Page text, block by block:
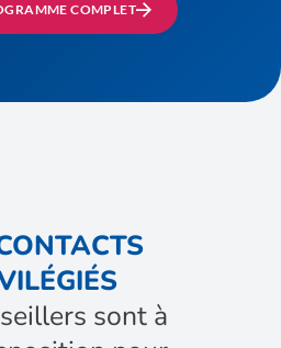
COMPLET
sont à